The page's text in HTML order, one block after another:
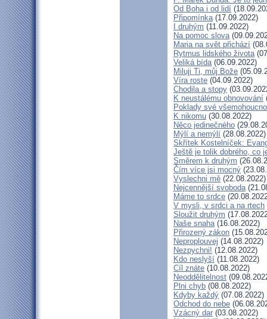
Od Boha i od lidí
Připomínka(17.09.2022)
I druhým (11.09.2022)
Na pomoc slova
Maria na svět přichází
Rytmus lidského života
Veliká bída(06.09.2022)
Miluji Ti, můj Bože
Víra roste (04.09.2022)
Chodila a stopy
K neustálému obnovování
Poklady své
K nikomu (30.08.2022)
Něco jedinečného
Mýlí a nemýlí (28.08.2022)
Skřítek Kostelníček:
Ještě je tolik dobrého, co
Směrem k druhým
Čím více jsi mocný
Vyslechni mě (22.08.2022)
Nejcennější svoboda
Máme to srdce
V mysli, v srdci a na rtech
Sloužit druhým
Naše snaha(16.08.2022)
Přirozený zákon
Neproplouvej (14.08.2022)
Nezpychni! (12.08.2022)
Kdo neslyší (11.08.2022)
Cíl znáte (10.08.2022)
Neoddělitelnost
Plni chyb (08.08.2022)
Kdyby každý (07.08.2022)
Odchod do nebe
Vzácný dar (03.08.2022)